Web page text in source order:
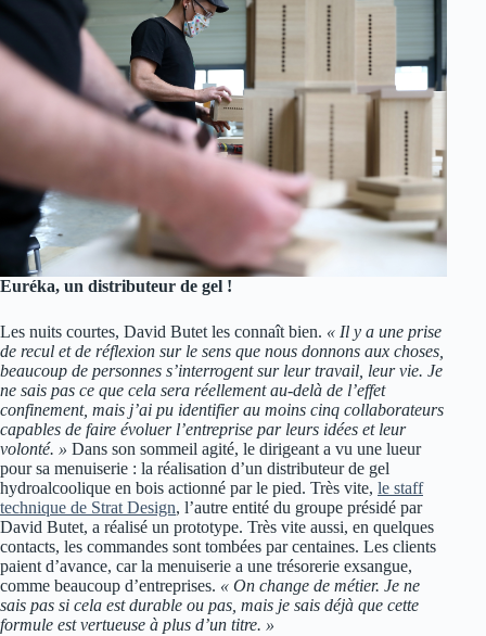
Euréka, un distributeur de gel !
Les nuits courtes, David Butet les connaît bien. « Il y a une prise
de recul et de réflexion sur le sens que nous donnons aux choses,
beaucoup de personnes s’interrogent sur leur travail, leur vie. Je
ne sais pas ce que cela sera réellement au-delà de l’effet
confinement, mais j’ai pu identifier au moins cinq collaborateurs
capables de faire évoluer l’entreprise par leurs idées et leur
volonté. » Dans son sommeil agité, le dirigeant a vu une lueur
pour sa menuiserie : la réalisation d’un distributeur de gel
hydroalcoolique en bois actionné par le pied. Très vite, le staff
technique de Strat Design, l’autre entité du groupe présidé par
David Butet, a réalisé un prototype. Très vite aussi, en quelques
contacts, les commandes sont tombées par centaines. Les clients
paient d’avance, car la menuiserie a une trésorerie exsangue,
comme beaucoup d’entreprises. « On change de métier. Je ne
sais pas si cela est durable ou pas, mais je sais déjà que cette
formule est vertueuse à plus d’un titre. »